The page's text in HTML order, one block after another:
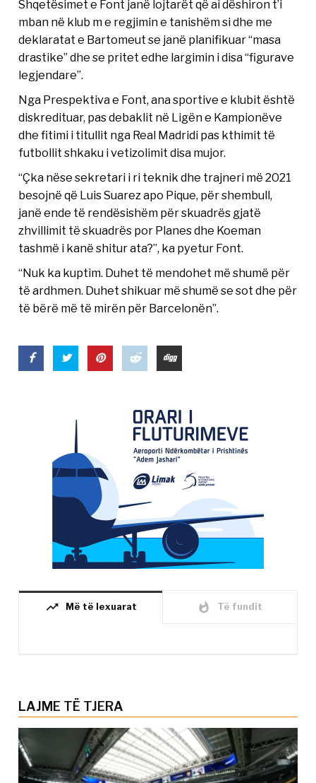
Shqetësimet e Font janë lojtarët që ai dëshiron t’i
mban në klub m e regjimin e tanishëm si dhe me
deklaratat e Bartomeut se janë planifikuar “masa
drastike” dhe se pritet edhe largimin i disa “figurave
legjendare”.
Nga Prespektiva e Font, ana sportive e klubit është
diskredituar, pas debaklit në Ligën e Kampionëve
dhe fitimi i titullit nga Real Madridi pas kthimit të
futbollit shkaku i vetizolimit disa mujor.
“Çka nëse sekretari i ri teknik dhe trajneri më 2021
besojnë që Luis Suarez apo Pique, për shembull,
janë ende të rendësishëm për skuadrës gjatë
zhvillimit të skuadrës por Planes dhe Koeman
tashmë i kanë shitur ata?”, ka pyetur Font.
“Nuk ka kuptim. Duhet të mendohet më shumë për
të ardhmen. Duhet shikuar më shumë se sot dhe për
të bërë më të mirën për Barcelonën”.
trending_up Më të lexuarat whatshot Të fundit
LAJME TË TJERA